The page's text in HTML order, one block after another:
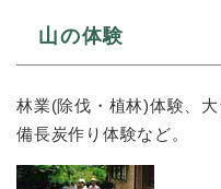
山の体験
林業(除伐・植林)体験、
備長炭作り体験など。